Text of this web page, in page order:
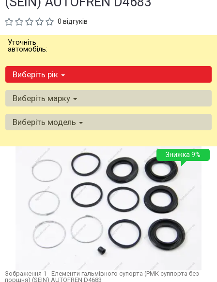
0 відгуків
Уточніть
автомобіль:
Виберіть рік
Виберіть марку
Виберіть модель
Знижка 9%
Зображення 1 - Елементи гальмівного супорта (РМК суппорта без
поршня) (SEIN) AUTOFREN D4683